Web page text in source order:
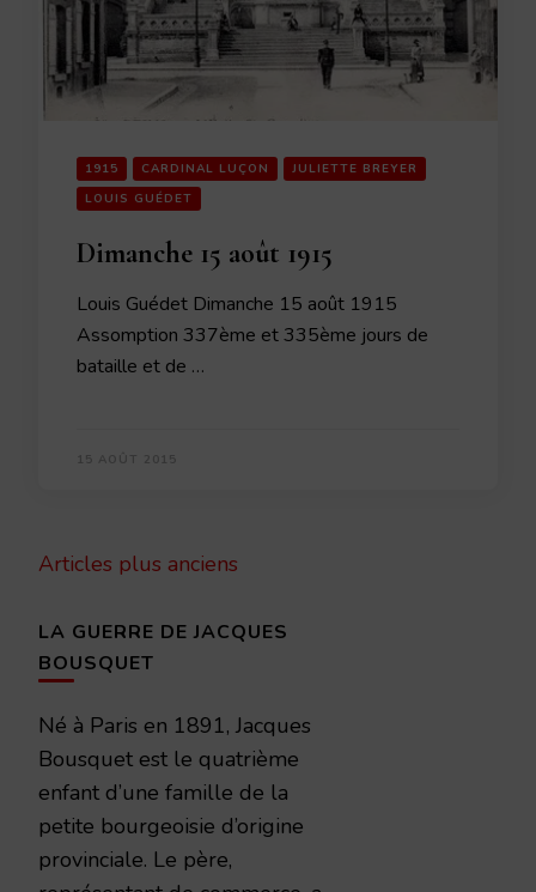
1915 CARDINAL LUÇON
JULIETTE BREYER
LOUIS GUÉDET
Dimanche 15 août 1915
Louis Guédet Dimanche 15 août 1915
Assomption 337ème et 335ème jours de
bataille et de …
Navigation
articles
Articles plus anciens
LA GUERRE DE JACQUES
BOUSQUET
Né à Paris en 1891, Jacques
Bousquet est le quatrième
enfant d’une famille de la
petite bourgeoisie d’origine
provinciale. Le père,